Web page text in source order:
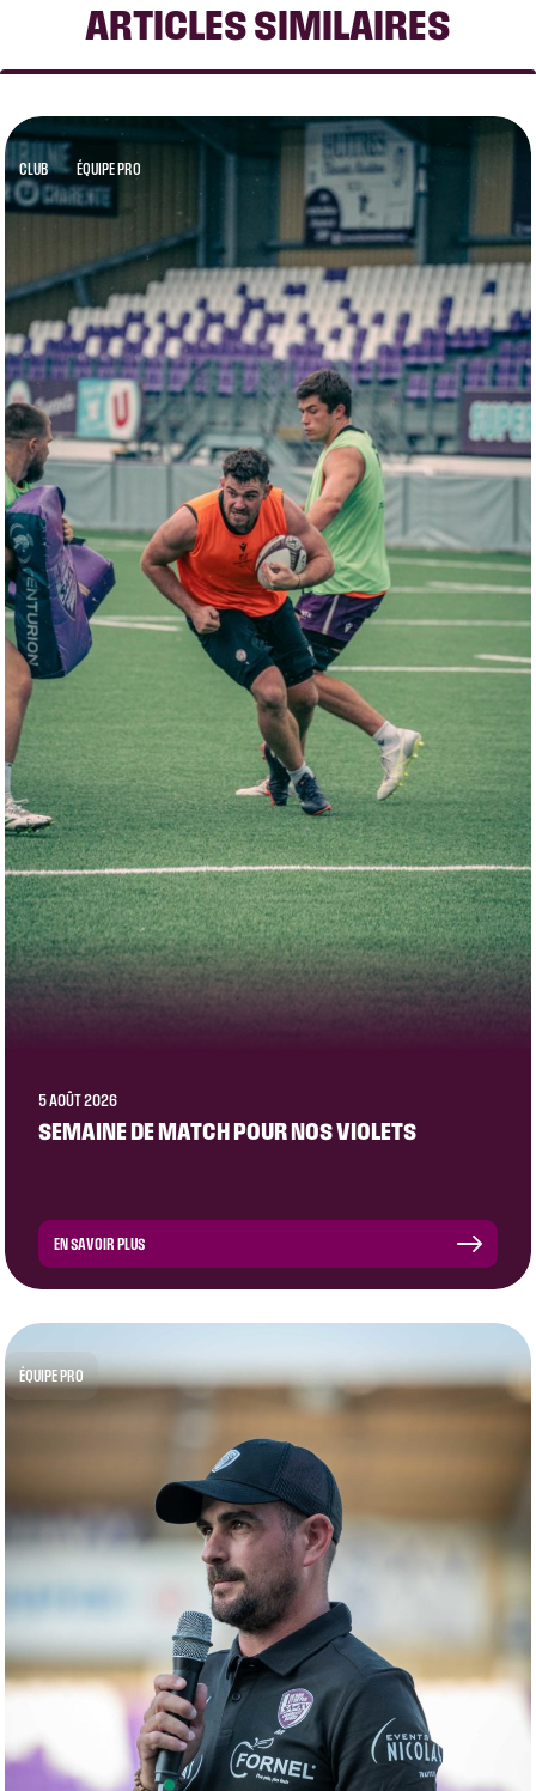
ARTICLES SIMILAIRES
CLUB ÉQUIPE PRO
5 AOÛT 2026
SEMAINE DE MATCH POUR NOS VIOLETS
EN SAVOIR PLUS
ÉQUIPE PRO